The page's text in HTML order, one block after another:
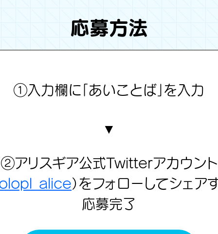
応募方法
①入力欄に「あいことば」を入力
②アリスギア公式Twitterアカウント
）をフォローしてシェア
応募完了